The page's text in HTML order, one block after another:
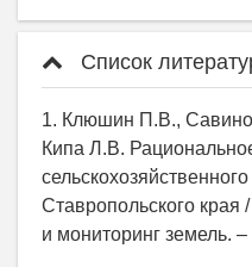
Список
1. Клюшин П.В.,
Кипа Л.В.
Ставропольского края
и мониторинг земель.